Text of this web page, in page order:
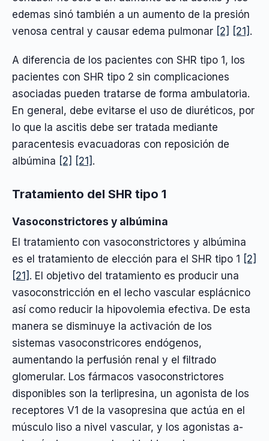
edemas sinó también a un aumento de la presión
venosa central y causar edema pulmonar [2] [21] .
A diferencia de los pacientes con SHR tipo 1, los
pacientes con SHR tipo 2 sin complicaciones
asociadas pueden tratarse de forma ambulatoria.
En general, debe evitarse el uso de diuréticos, por
lo que la ascitis debe ser tratada mediante
paracentesis evacuadoras con reposición de
albúmina [2] [21] .
Tratamiento del SHR tipo 1
Vasoconstrictores y albúmina
El tratamiento con vasoconstrictores y albúmina
es el tratamiento de elección para el SHR tipo 1 [2]
[21] . El objetivo del tratamiento es producir una
vasoconstricción en el lecho vascular esplácnico
así como reducir la hipovolemia efectiva. De esta
manera se disminuye la activación de los
sistemas vasoconstricores endógenos,
aumentando la perfusión renal y el filtrado
glomerular. Los fármacos vasoconstrictores
disponibles son la terlipresina, un agonista de los
receptores V1 de la vasopresina que actúa en el
músculo liso a nivel vascular, y los agonistas a-